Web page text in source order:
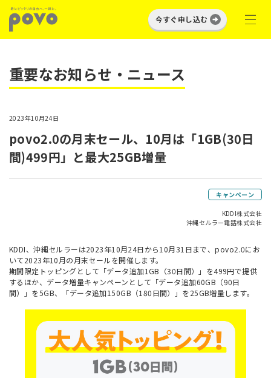
今すぐ申し込む
重要なお知らせ・ニュース
2023年10月24日
povo2.0の月末セール、10月は「1GB(30日
間)499円」と最大25GB増量
キャンペーン
KDDI株式会社
沖縄セルラー電話株式会社
KDDI、沖縄セルラーは2023年10月24日から10月31日まで、povo2.0にお
いて2023年10月の月末セールを開催します。
期間限定トッピングとして「データ追加1GB（30日間）」を499円で提供
するほか、データ増量キャンペーンとして「データ追加60GB（90日
間）」を5GB、「データ追加150GB（180日間）」を25GB増量します。